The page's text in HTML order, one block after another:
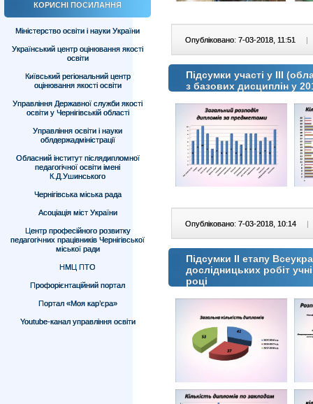
КОРИСНІ ПОСИЛАННЯ
Міністерство освіти і науки України
Український центр оцінювання якості
освіти
Київський регіональний центр
оцінювання якості освіти
Управління Державної служби якості
освіти у Чернігівській області
Управління освіти і науки
облдержадміністрації
Обласний інститут післядипломної
педагогічної освіти імені
К.Д.Ушинського
Чернігівська міська рада
Асоціація міст України
Центр професійного розвитку
педагогічних працівників Чернігівської
міської ради
НМЦ ПТО
Профорієнтаційний портал
Портал «Моя кар’єра»
Youtube-канал управління освіти
Опубліковано: 7-03-2018, 11:51 |
Підсумки участі у ІІІ
з базових дисциплін у
Опубліковано: 7-03-2018, 10:14
Підсумки ІІ етапу
дослідницьких робіт
році